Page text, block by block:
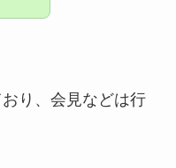
り、会見などは行